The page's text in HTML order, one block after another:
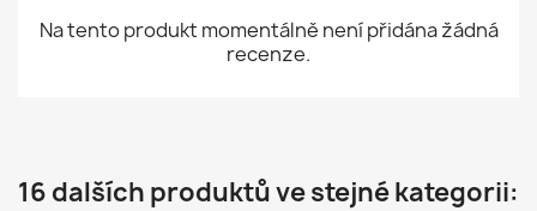
Na tento produkt momentálně není přidána žádná
recenze.
16 dalších produktů ve stejné kategorii: